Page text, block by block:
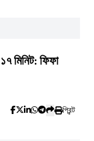
মিনিট: ফিফা
প্রিন্ট